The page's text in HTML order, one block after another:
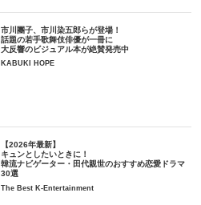
市川團子、市川染五郎らが登場！
話題の若手歌舞伎俳優が一冊に
大反響のビジュアル本が絶賛発売中
KABUKI HOPE
【2026年最新】
キュンとしたいときに！
韓流ナビゲーター・田代親世のおすすめ恋愛ドラマ
30選
The Best K-Entertainment